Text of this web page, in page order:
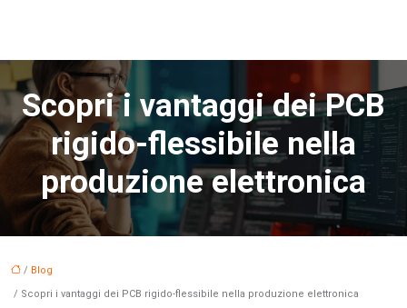
Scopri i vantaggi dei PCB
rigido-flessibile nella
produzione elettronica
/ Blog
/ Scopri i vantaggi dei PCB rigido-flessibile nella produzione elettronica